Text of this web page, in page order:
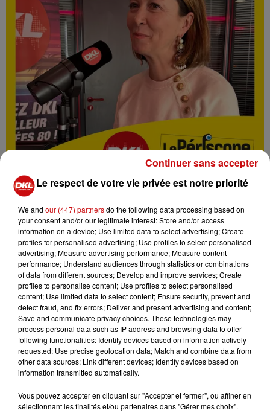
radio entrepreneur
alsace
économie
DKL Periscope
Périscope et DKL
Découvrez-en plus sur le parcours de Sophie
Tschirhart, de l'entreprise Working Spirit,
spécialisée
0:00
Le respect de votre vie privée est notre priorité
We and our (447) partnersdo the following data processing based on
your consent and/or our legitimate interest: Store and/or access
information on a device; Use limited data to select advertising; Create
profiles for personalised advertising; Use profiles to select personalised
advertising; Measure advertising performance; Measure content
performance; Understand audiences through statistics or combinations
of data from different sources; Develop and improve services; Create
profiles to personalise content; Use profiles to select personalised
content; Use limited data to select content; Ensure security, prevent and
detect fraud, and fix errors; Deliver and present advertising and content;
Save and communicate privacy choices. These technologies may
process personal data such as IP address and browsing data to offer
following functionalities: Identify devices based on information actively
requested; Use precise geolocation data; Match and combine data from
other data sources; Link different devices; Identify devices based on
information transmitted automatically.
Vous pouvez accepter en cliquant sur "Accepter et fermer", ou affiner en
sélectionnant les finalités et/ou partenaires dans "Gérer mes choix".
Continuer sans accepter